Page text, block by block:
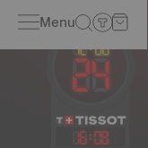
Menu
16:08